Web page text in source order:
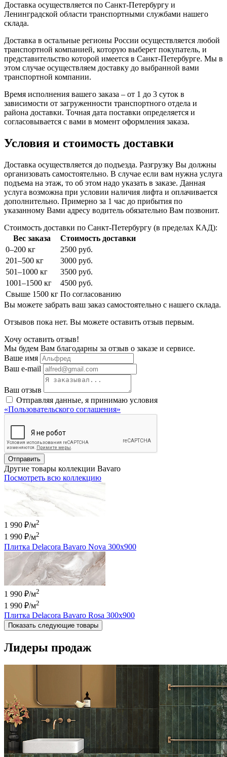
Доставка осуществляется по Санкт-Петербургу и
Ленинградской области транспортными службами нашего
склада.
Доставка в остальные регионы России осуществляется любой
транспортной компанией, которую выберет покупатель, и
представительство которой имеется в Санкт-Петербурге. Мы в
этом случае осуществляем доставку до выбранной вами
транспортной компании.
Время исполнения вашего заказа – от 1 до 3 суток в
зависимости от загруженности транспортного отдела и
района доставки. Точная дата поставки определяется и
согласовывается с вами в момент оформления заказа.
Условия и стоимость доставки
Доставка осуществляется до подъезда. Разгрузку Вы должны
организовать самостоятельно. В случае если вам нужна услуга
подъема на этаж, то об этом надо указать в заказе. Данная
услуга возможна при условии наличия лифта и оплачивается
дополнительно. Примерно за 1 час до прибытия по
указанному Вами адресу водитель обязательно Вам позвонит.
Стоимость доставки по Санкт-Петербургу (в пределах КАД):
Вес заказа
Стоимость доставки
0–200 кг
2500 руб.
201–500 кг
3000 руб.
501–1000 кг
3500 руб.
1001–1500 кг
4500 руб.
Свыше 1500 кг По согласованию
Вы можете забрать ваш заказ самостоятельно с нашего склада.
Отзывов пока нет. Вы можете оставить отзыв первым.
Хочу оставить отзыв!
Мы будем Вам благодарны за отзыв о заказе и сервисе.
Ваше имя
Ваш e-mail
Ваш отзыв
Отправляя данные, я принимаю условия
«Пользовательского соглашения»
Отправить
Другие товары коллекции Bavaro
Посмотреть всю коллекцию
1 990 ₽/м2
1 990 ₽/м2
Плитка Delacora Bavaro Nova 300x900
1 990 ₽/м2
1 990 ₽/м2
Плитка Delacora Bavaro Rosa 300x900
Показать следующие товары
Лидеры продаж